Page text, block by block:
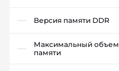
Версия памяти DDR
Максимальный объем
памяти